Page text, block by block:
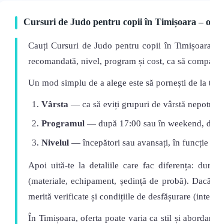
Cursuri de Judo pentru copii în Timișoara –
Cauți Cursuri de Judo pentru copii în
recomandată, nivel, program și cost, ca să
Un mod simplu de a alege este să pornești de
Vârsta — ca să eviți grupuri de vârstă
Programul — după 17:00 sau în weekend,
Nivelul — începători sau avansați, în
Apoi uită-te la detaliile care fac diferența:
(materiale, echipament, ședință de probă).
merită verificate și condițiile de desfășurare
În Timișoara, oferta poate varia ca stil și